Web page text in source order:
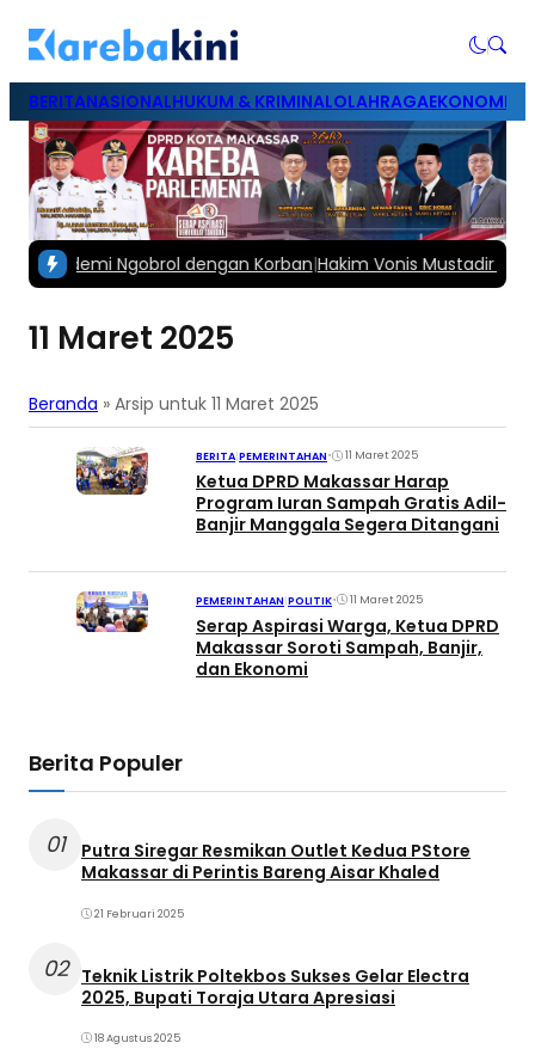
BERITANASIONALHUKUM & KRIMINALOLAHRAGAEKONOMI &
demi Ngobrol dengan Korban|Hakim Vonis Mustadir
11 Maret 2025
Beranda » Arsip untuk 11 Maret 2025
BERITA|PEMERINTAHAN• 11 Maret 2025
Ketua DPRD Makassar Harap
Program Iuran Sampah Gratis Adil-
Banjir Manggala Segera Ditangani
PEMERINTAHAN|POLITIK• 11 Maret 2025
Serap Aspirasi Warga, Ketua DPRD
Makassar Soroti Sampah, Banjir,
dan Ekonomi
Berita Populer
01
Putra Siregar Resmikan Outlet Kedua PStore
Makassar di Perintis Bareng Aisar Khaled
21 Februari 2025
02
Teknik Listrik Poltekbos Sukses Gelar Electra
2025, Bupati Toraja Utara Apresiasi
18 Agustus 2025